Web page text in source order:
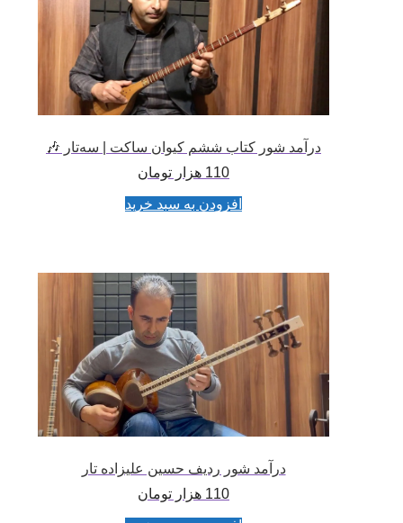
درآمد شور کتاب ششم کیوان ساکت | سه‌تار 🎶
110 هزار تومان
افزودن به سبد خرید
درآمد شور ردیف حسین علیزاده تار
110 هزار تومان